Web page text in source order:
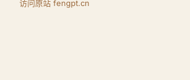
访问原站 fengpt.cn